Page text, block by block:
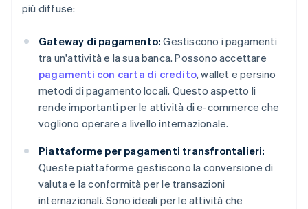
più diffuse:
Gateway di pagamento: Gestiscono i pagamenti
tra un'attività e la sua banca. Possono accettare
pagamenti con carta di credito, wallet e persino
metodi di pagamento locali. Questo aspetto li
rende importanti per le attività di e-commerce che
vogliono operare a livello internazionale.
Piattaforme per pagamenti transfrontalieri:
Queste piattaforme gestiscono la conversione di
valuta e la conformità per le transazioni
internazionali. Sono ideali per le attività che